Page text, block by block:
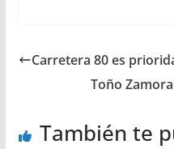
Carretera 80 es
Toño
También te